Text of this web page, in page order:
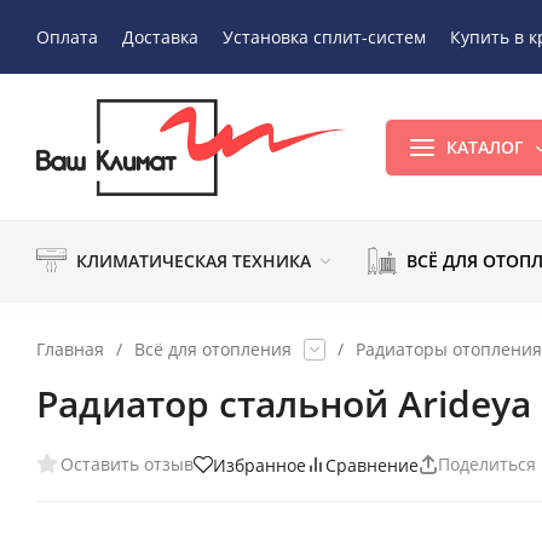
Оплата Доставка Установка сплит-систем Купить в
КАТАЛОГ
КЛИМАТИЧЕСКАЯ ТЕХНИКА ВСЁ ДЛЯ
Главная / Всё для отопления / Радиаторы отопления
Радиатор стальной
Оставить отзыв Избранное Сравнение Поделиться